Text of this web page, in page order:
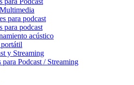
para podcast
para podcast
acústico
y Streaming
para Podcast / Streaming